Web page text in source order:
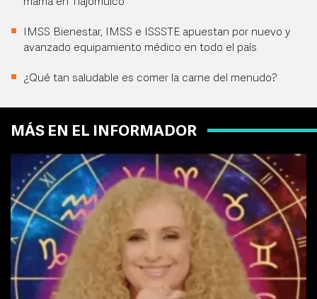
mama en Tlajomulco
IMSS Bienestar, IMSS e ISSSTE apuestan por nuevo y
avanzado equipamiento médico en todo el país
¿Qué tan saludable es comer la carne del menudo?
MÁS EN EL INFORMADOR